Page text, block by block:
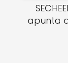
apunta